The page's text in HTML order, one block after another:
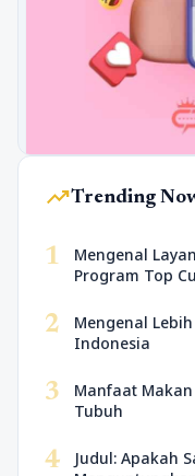
trending_upTrending
1
Mengenal
Program Top
2
Mengenal
Indonesia
3
Manfaat
Tubuh
4
Judul: Apakah